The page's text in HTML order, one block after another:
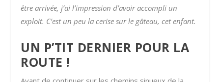
être arrivée, j’ai l’impression d’avoir accompli un
exploit. C’est un peu la cerise sur le gâteau, cet enfant.
UN P’TIT DERNIER POUR LA
ROUTE !